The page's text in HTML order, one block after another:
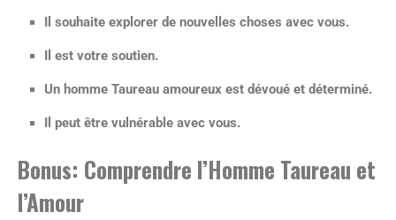
Il souhaite explorer de nouvelles choses avec vous.
Il est votre soutien.
Un homme Taureau amoureux est dévoué et déterminé.
Il peut être vulnérable avec vous.
Bonus: Comprendre l’Homme Taureau et
l’Amour